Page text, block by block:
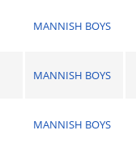
MANNISH BOYS
MANNISH BOYS
MANNISH BOYS